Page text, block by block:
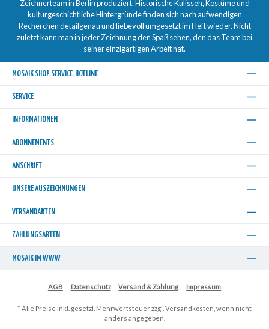
Zeichnerteam in Berlin produziert. Historische Kulissen, Kostüme und
kulturgeschichtliche Hintergründe finden sich nach aufwendigen
Recherchen detailgenau und liebevoll umgesetzt im Heft wieder. Nicht
zuletzt kann man in jeder Zeichnung den Spaß sehen, den das Team bei
seiner einzigartigen Arbeit hat.
MOSAIK SHOP SERVICE-HOTLINE
SERVICE
INFORMATIONEN
ABONNEMENTS
ANSCHRIFT
UNSERE AUSZEICHNUNGEN
VERSANDARTEN
ZAHLUNGSARTEN
MOSAIK IM WWW
AGB Datenschutz Versand & Zahlung Impressum
* Alle Preise inkl. gesetzl. Mehrwertsteuer zzgl. Versandkosten , wenn nicht
anders angegeben.